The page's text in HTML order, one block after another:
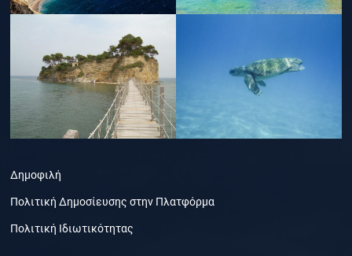
Δημοφιλή
Πολιτική Δημοσίευσης στην Πλατφόρμα
Πολιτική Ιδιωτικότητας